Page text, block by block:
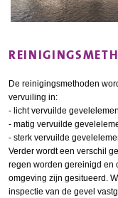
De reinigingsmethoden
vervuiling in:
- licht vervuilde
- matig vervuilde
- sterk vervuilde
Verder wordt een verschil
regen worden gereinigd en
omgeving zijn gesitueerd.
inspectie van de gevel